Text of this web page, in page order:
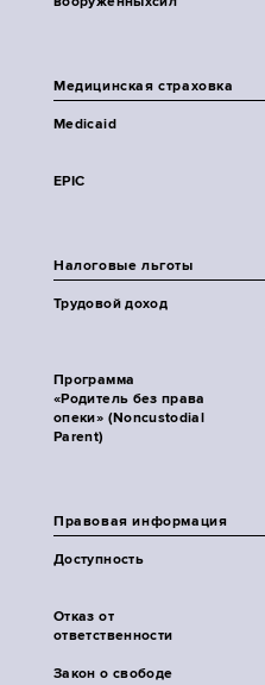
Медицинская страховка
Medicaid
EPIC
Налоговые льготы
Трудовой доход
Программа
«Родитель без права
опеки» (Noncustodial
Parent)
Правовая информация
Доступность
Отказ от
ответственности
Закон о свободе